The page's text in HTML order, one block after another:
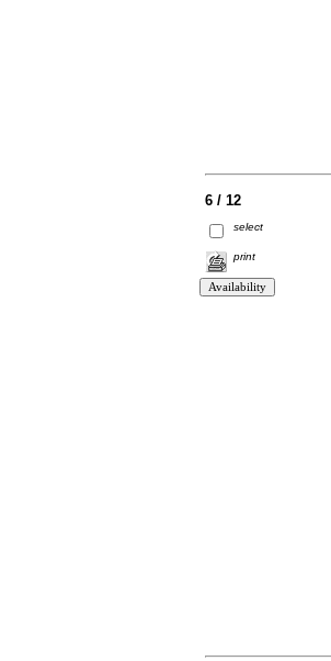
6 / 12
select
print